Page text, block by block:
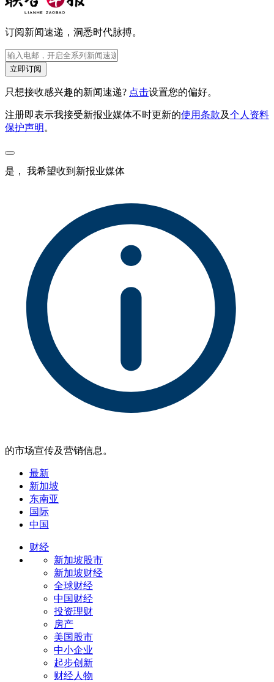
订阅新闻速递，洞悉时代脉搏。
立即订阅
只想接收感兴趣的新闻速递? 点击设置您的偏好。
注册即表示我接受新报业媒体不时更新的使用条款及个人资料
保护声明 。
是， 我希望收到新报业媒体
的市场宣传及营销信息。
最新
新加坡
东南亚
国际
中国
财经
新加坡股市
新加坡财经
全球财经
中国财经
投资理财
房产
美国股市
中小企业
起步创新
财经人物